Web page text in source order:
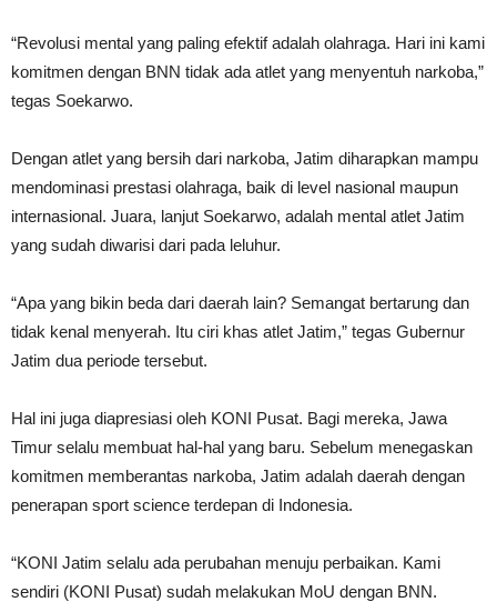
“Revolusi mental yang paling efektif adalah olahraga. Hari ini kami
komitmen dengan BNN tidak ada atlet yang menyentuh narkoba,”
tegas Soekarwo.
Dengan atlet yang bersih dari narkoba, Jatim diharapkan mampu
mendominasi prestasi olahraga, baik di level nasional maupun
internasional. Juara, lanjut Soekarwo, adalah mental atlet Jatim
yang sudah diwarisi dari pada leluhur.
“Apa yang bikin beda dari daerah lain? Semangat bertarung dan
tidak kenal menyerah. Itu ciri khas atlet Jatim,” tegas Gubernur
Jatim dua periode tersebut.
Hal ini juga diapresiasi oleh KONI Pusat. Bagi mereka, Jawa
Timur selalu membuat hal-hal yang baru. Sebelum menegaskan
komitmen memberantas narkoba, Jatim adalah daerah dengan
penerapan sport science terdepan di Indonesia.
“KONI Jatim selalu ada perubahan menuju perbaikan. Kami
sendiri (KONI Pusat) sudah melakukan MoU dengan BNN.